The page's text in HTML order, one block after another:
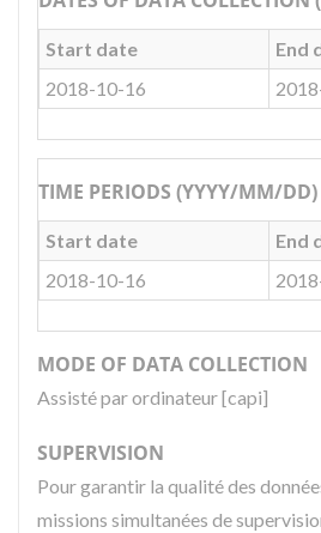
Start date
End
2018-10-16
TIME PERIODS (YYYY/MM/DD)
Start date
End
2018-10-16
MODE OF DATA COLLECTION
Assisté par ordinateur [capi]
SUPERVISION
Pour garantir la qualité des
missions simultanées de